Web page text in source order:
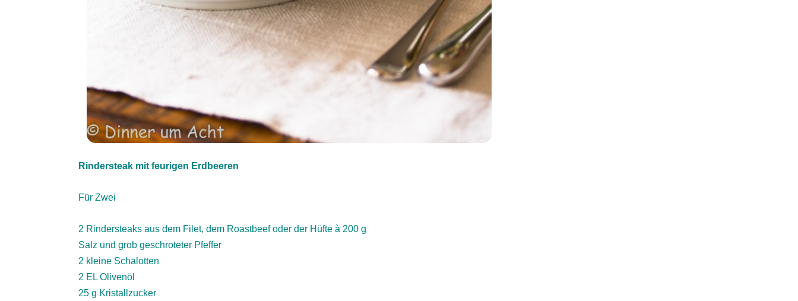
Rindersteak mit feurigen Erdbeeren
Für Zwei
2 Rindersteaks aus dem Filet, dem Roastbeef oder der Hüfte à 200 g
Salz und grob geschroteter Pfeffer
2 kleine Schalotten
2 EL Olivenöl
25 g Kristallzucker